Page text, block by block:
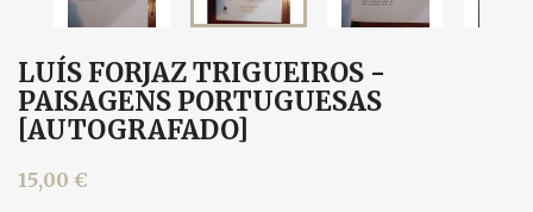
LUÍS FORJAZ TRIGUEIROS -
PAISAGENS PORTUGUESAS
[AUTOGRAFADO]
15,00 €